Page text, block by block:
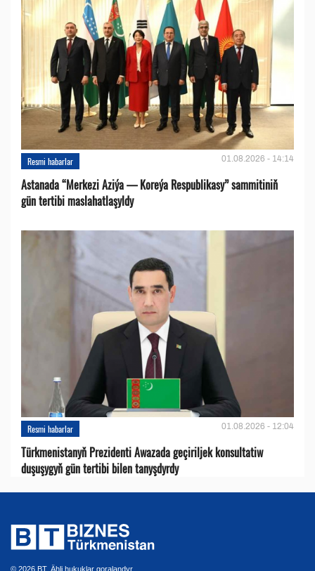
Resmi habarlar 01.08.2026 - 14:14
Astanada “Merkezi Aziýa — Koreýa Respublikasy” sammitiniň
gün tertibi maslahatlaşyldy
Resmi habarlar 01.08.2026 - 12:04
Türkmenistanyň Prezidenti Awazada geçiriljek konsultatiw
duşuşygyň gün tertibi bilen tanyşdyrdy
© 2026 BT. Ähli hukuklar goralandyr.